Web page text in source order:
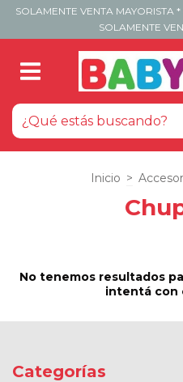
SOLAMENTE VENTA MAYORISTA
SOLAMENTE
Inicio >
No tenemos resultados
intentá con
Categorías